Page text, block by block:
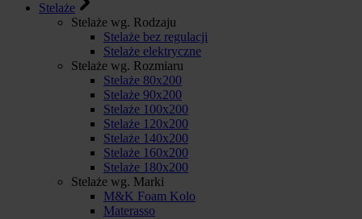
Stelaże
Stelaże wg. Rodzaju
Stelaże bez regulacji
Stelaże elektryczne
Stelaże wg. Rozmiaru
Stelaże 80x200
Stelaże 90x200
Stelaże 100x200
Stelaże 120x200
Stelaże 140x200
Stelaże 160x200
Stelaże 180x200
Stelaże wg. Marki
M&K Foam Kolo
Materasso